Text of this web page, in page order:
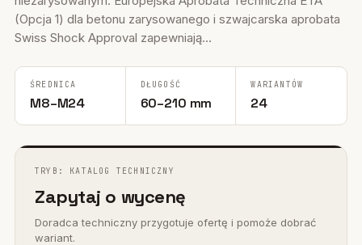
(Opcja 1) dla betonu zarysowanego i szwajcarska aprobata
Swiss Shock Approval zapewniają...
ŚREDNICA
M8–M24
DŁUGOŚĆ
60–210 mm
WARIANTÓW
24
TRYB: KATALOG TECHNICZNY
Zapytaj o wycenę
Doradca techniczny przygotuje ofertę i pomoże dobrać
wariant.